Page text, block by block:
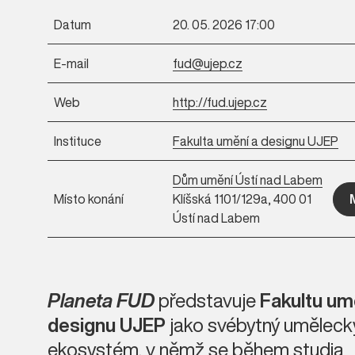
Datum 20. 05. 2026 17:00
E-mail fud@ujep.cz
Web http://fud.ujep.cz
Instituce Fakulta umění a designu UJEP
Místo konání
Dům umění Ústí nad Labem
Klíšská 1101/129a, 400 01
Ústí nad Labem
Planeta FUDpředstavujeFakultu
designu UJEP jako svébytný